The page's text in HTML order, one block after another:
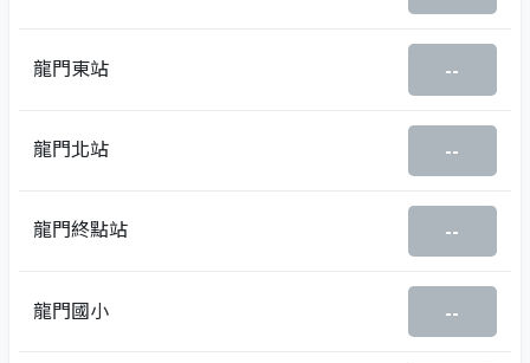
龍門東站 --
龍門北站 --
龍門終點站 --
龍門國小 --